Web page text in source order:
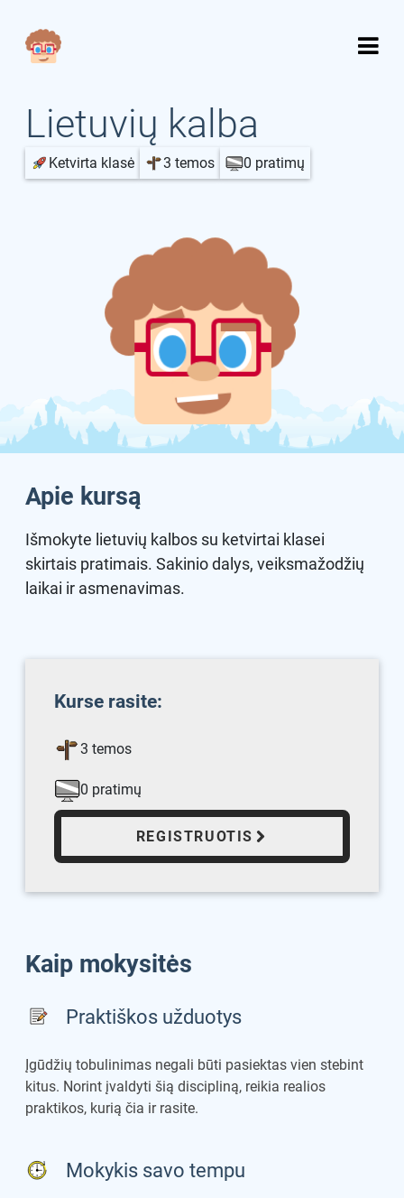
Lietuvių kalba
Ketvirta klasė 3 temos 0 pratimų
Apie kursą
Išmokyte lietuvių kalbos su ketvirtai klasei
skirtais pratimais. Sakinio dalys, veiksmažodžių
laikai ir asmenavimas.
Kurse rasite:
3 temos
0 pratimų
REGISTRUOTIS
Kaip mokysitės
Praktiškos užduotys
Įgūdžių tobulinimas negali būti pasiektas vien stebint
kitus. Norint įvaldyti šią discipliną, reikia realios
praktikos, kurią čia ir rasite.
Mokykis savo tempu